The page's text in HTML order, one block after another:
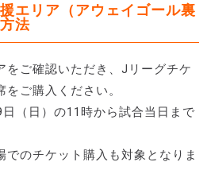
エリア（アウェイゴール裏
法
をご確認いただき、Jリーグチケ
ご購入ください。
（日）の11時から試合当日まで
のチケット購入も対象となりま